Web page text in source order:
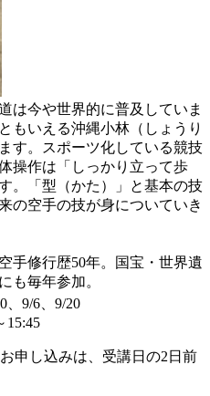
は今や世界的に普及していま
もいえる沖縄小林（しょうり
す。スポーツ化している競技
操作は「しっかり立って歩
。「型（かた）」と基本の技
の空手の技が身についていき
手修行歴50年。国宝・世界遺
も毎年参加。
、9/6、9/20
15:45
申し込みは、受講日の2日前